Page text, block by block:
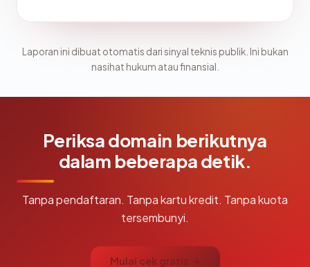
Laporan ini dibuat otomatis dari sinyal teknis publik. Ini bukan
nasihat hukum atau finansial.
Periksa domain berikutnya
dalam beberapa detik.
Tanpa pendaftaran. Tanpa kartu kredit. Tanpa kuota
tersembunyi.
Mulai cek gratis →